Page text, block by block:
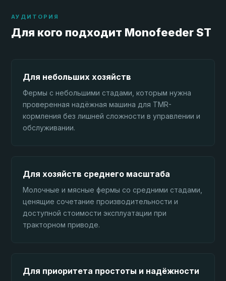
АУДИТОРИЯ
Для кого подходит Monofeeder ST
Для небольших хозяйств
Фермы с небольшими стадами, которым нужна
проверенная надёжная машина для TMR-
кормления без лишней сложности в управлении и
обслуживании.
Для хозяйств среднего масштаба
Молочные и мясные фермы со средними стадами,
ценящие сочетание производительности и
доступной стоимости эксплуатации при
тракторном приводе.
Для приоритета простоты и надёжности